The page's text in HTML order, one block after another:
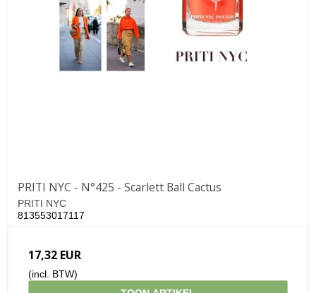
PRITI NYC - N°425 - Scarlett Ball Cactus
PRITI NYC
813553017117
17,32 EUR
(incl. BTW)